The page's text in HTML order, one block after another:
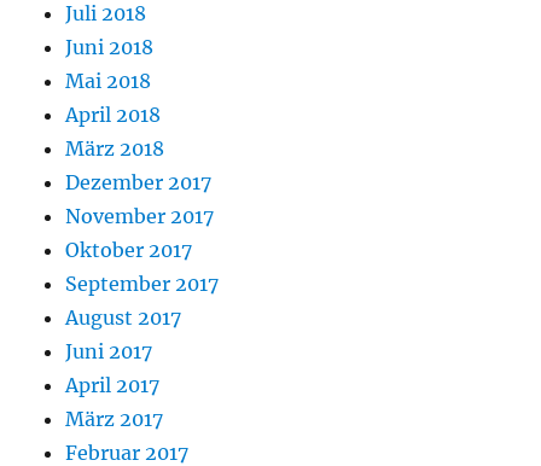
Juli 2018
Juni 2018
Mai 2018
April 2018
März 2018
Dezember 2017
November 2017
Oktober 2017
September 2017
August 2017
Juni 2017
April 2017
März 2017
Februar 2017